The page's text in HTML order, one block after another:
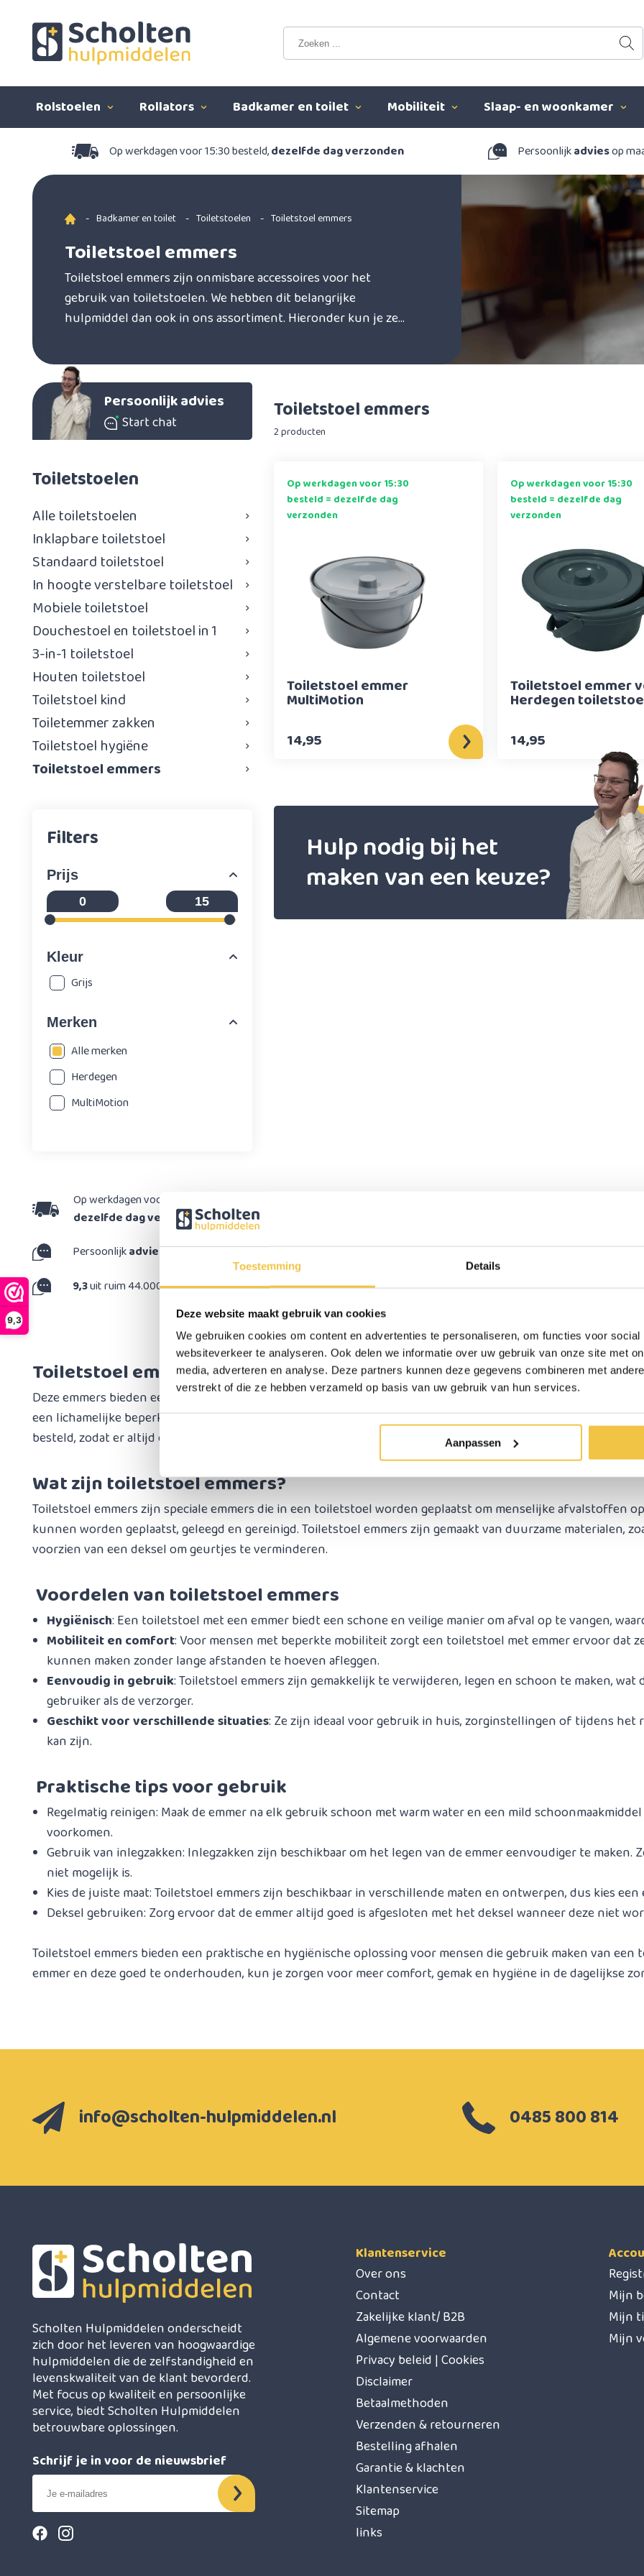
Toestemming Details
Deze website maakt gebruik van cookies
We gebruiken cookies om content en advertenties te personaliseren, om functies voor
websiteverkeer te analyseren. Ook delen we informatie over uw gebruik van onze site met
media, adverteren en analyse. Deze partners kunnen deze gegevens combineren met
verstrekt of die ze hebben verzameld op basis van uw gebruik van hun services.
Aanpassen
9,3
Rolstoelen Rollators Badkamer en toilet Mobiliteit Slaap- en woonkamer
Op werkdagen voor 15:30 besteld,dezelfde dag verzonden Persoonlijkadviesop
- Badkamer en toilet - Toiletstoelen - Toiletstoel emmers
Toiletstoel emmers
Toiletstoel emmers zijn onmisbare accessoires voor het
gebruik van toiletstoelen. We hebben dit belangrijke
hulpmiddel dan ook in ons assortiment. Hieronder kun je ze
Persoonlijk advies
Start chat
Toiletstoelen
Alle toiletstoelen
Inklapbare toiletstoel
Standaard toiletstoel
In hoogte verstelbare toiletstoel
Mobiele toiletstoel
Douchestoel en toiletstoel in 1
3-in-1 toiletstoel
Houten toiletstoel
Toiletstoel kind
Toiletemmer zakken
Toiletstoel hygiëne
Toiletstoel emmers
Filters
Prijs
Kleur
Grijs
Merken
Alle merken
Herdegen
MultiMotion
Op werkdagen voor 15:30 besteld,
dezelfde dag verzonden
Persoonlijkadviesop maat
9,3uit ruim 44.000 reviews
Toiletstoel emmers
2 producten
Op werkdagen voor 15:30
besteld = dezelfde dag
verzonden
Toiletstoel emmer
MultiMotion
14,95
Op werkdagen voor 15:30
besteld = dezelfde dag
verzonden
Toiletstoel emmer
Herdegen
14,95
Hulp nodig bij het
maken van een keuze?
Toiletstoel emmers: een essentieel hulpmiddel voor zorg en comfort
Deze emmers bieden een hygiënische en praktische oplossing voor mensen die moeite hebben om een
een lichamelijke beperking of tijdens herstel na een operatie. Een toiletemmer is overigens een onderdeel
besteld, zodat er altijd een toiletemmer in deze stoel zit.
Wat zijn toiletstoel emmers?
Toiletstoel emmers zijn speciale emmers die in een toiletstoel worden geplaatst om menselijke afvalstoffen
kunnen worden geplaatst, geleegd en gereinigd. Toiletstoel emmers zijn gemaakt van duurzame materialen,
voorzien van een deksel om geurtjes te verminderen.
Voordelen van toiletstoel emmers
Hygiënisch: Een toiletstoel met een emmer biedt een schone en veilige manier om afval op te vangen,
Mobiliteit en comfort: Voor mensen met beperkte mobiliteit zorgt een toiletstoel met emmer ervoor dat
kunnen maken zonder lange afstanden te hoeven afleggen.
Eenvoudig in gebruik: Toiletstoel emmers zijn gemakkelijk te verwijderen, legen en schoon te maken,
gebruiker als de verzorger.
Geschikt voor verschillende situaties: Ze zijn ideaal voor gebruik in huis, zorginstellingen of tijdens
kan zijn.
Praktische tips voor gebruik
Regelmatig reinigen: Maak de emmer na elk gebruik schoon met warm water en een mild
voorkomen.
Gebruik van inlegzakken: Inlegzakken zijn beschikbaar om het legen van de emmer eenvoudiger te
niet mogelijk is.
Kies de juiste maat: Toiletstoel emmers zijn beschikbaar in verschillende maten en ontwerpen, dus kies
Deksel gebruiken: Zorg ervoor dat de emmer altijd goed is afgesloten met het deksel wanneer deze niet
Toiletstoel emmers bieden een praktische en hygiënische oplossing voor mensen die gebruik maken van
emmer en deze goed te onderhouden, kun je zorgen voor meer comfort, gemak en hygiëne in de dagelijkse
info@scholten-hulpmiddelen.nl 0485 800 814
Scholten Hulpmiddelen onderscheidt
zich door het leveren van hoogwaardige
hulpmiddelen die de zelfstandigheid en
levenskwaliteit van de klant bevorderd.
Met focus op kwaliteit en persoonlijke
service, biedt Scholten Hulpmiddelen
betrouwbare oplossingen.
Schrijf je in voor de nieuwsbrief
Klantenservice
Over ons
Contact
Zakelijke klant/ B2B
Algemene voorwaarden
Privacy beleid | Cookies
Disclaimer
Betaalmethoden
Verzenden & retourneren
Bestelling afhalen
Garantie & klachten
Klantenservice
Sitemap
links
Mijn
Mijn
Mijn